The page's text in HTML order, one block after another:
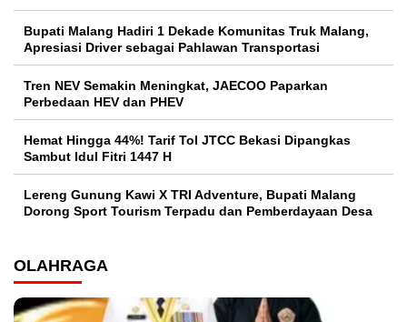
Bupati Malang Hadiri 1 Dekade Komunitas Truk Malang,
Apresiasi Driver sebagai Pahlawan Transportasi
Tren NEV Semakin Meningkat, JAECOO Paparkan
Perbedaan HEV dan PHEV
Hemat Hingga 44%! Tarif Tol JTCC Bekasi Dipangkas
Sambut Idul Fitri 1447 H
Lereng Gunung Kawi X TRI Adventure, Bupati Malang
Dorong Sport Tourism Terpadu dan Pemberdayaan Desa
OLAHRAGA